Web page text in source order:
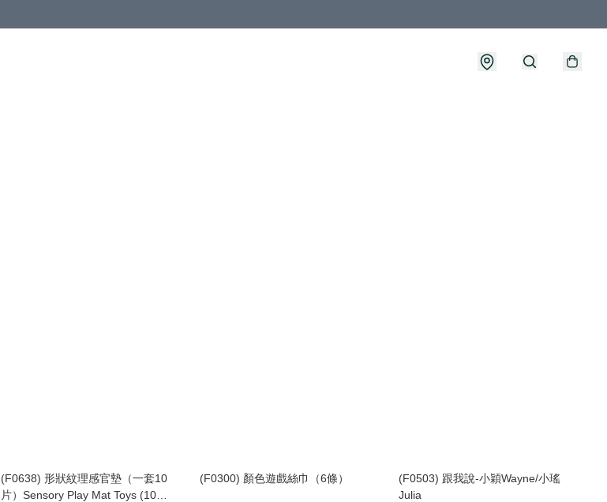
(F0638) 形狀紋理感官墊（一套10
片）Sensory Play Mat Toys (10
(F0300) 顏色遊戲絲巾（6條）
(F0503) 跟我說-小穎Wayne/小瑤
Julia